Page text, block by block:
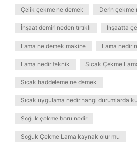
Çelik çekme ne demek Derin çekme
İnşaat demiri neden tırtıklı Inşaatta
Lama ne demek makine Lama nedir
Lama nedir teknik Sıcak Çekme
Sıcak haddeleme ne demek
Sıcak uygulama nedir hangi durumlarda
Soğuk çekme boru nedir
Soğuk Çekme Lama kaynak olur mu